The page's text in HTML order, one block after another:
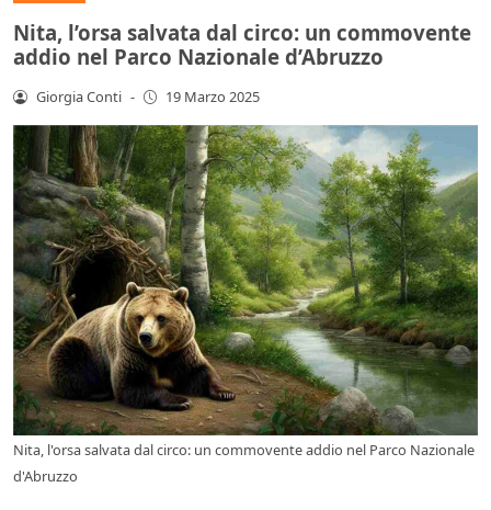
Nita, l’orsa salvata dal circo: un commovente
addio nel Parco Nazionale d’Abruzzo
Giorgia Conti - 19 Marzo 2025
Nita, l'orsa salvata dal circo: un commovente addio nel Parco Nazionale
d'Abruzzo